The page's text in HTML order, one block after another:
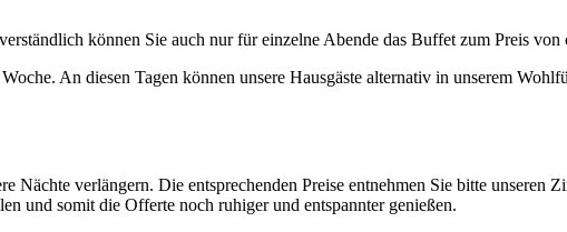
können Sie auch nur für einzelne Abende das Buffet zum Preis von
An diesen Tagen können unsere Hausgäste alternativ in unserem
Nächte verlängern. Die entsprechenden Preise entnehmen Sie bitte unseren
und somit die Offerte noch ruhiger und entspannter genießen.